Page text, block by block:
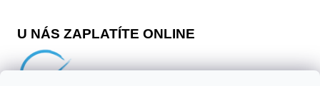
U NÁS ZAPLATÍTE ONLINE